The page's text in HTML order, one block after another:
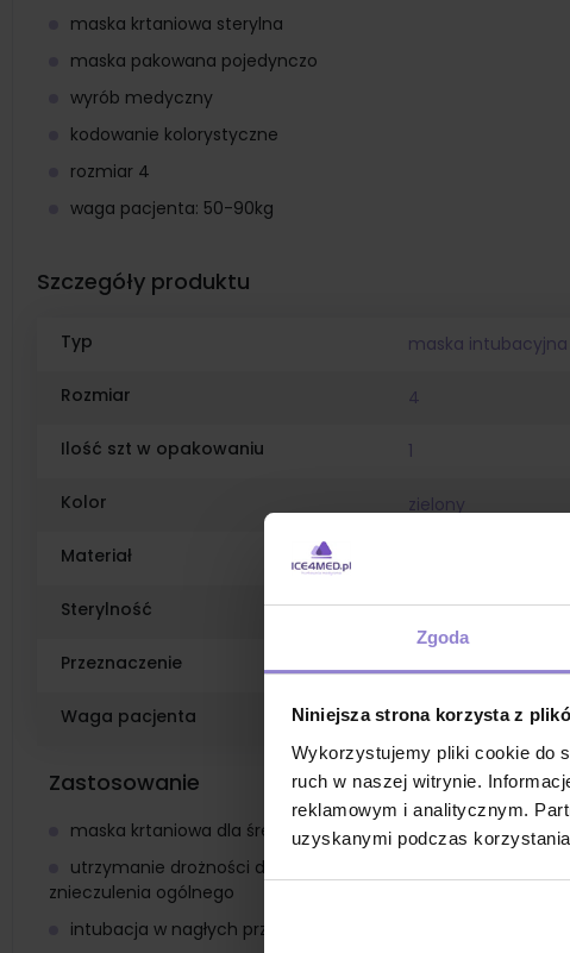
Zgoda
Niniejsza strona korzysta z
Wykorzystujemy pliki cookie do
ruch w naszej witrynie.
reklamowym i analitycznym.
uzyskanymi podczas
maska krtaniowa sterylna
maska pakowana pojedynczo
wyrób medyczny
kodowanie kolorystyczne
rozmiar 4
waga pacjenta: 50-90kg
Szczegóły produktu
Typ maska intubacyjna
Rozmiar 4
Ilość szt w opakowaniu 1
Kolor zielony
Materiał
Sterylność jałowy
Przeznaczenie dla średniego
Waga pacjenta 50-90kg
Zastosowanie
maska krtaniowa dla średniego dorosłego
utrzymanie drożności dróg oddechowych - stosowana do
znieczulenia ogólnego
intubacja w nagłych przypadkach - używana jako szybka